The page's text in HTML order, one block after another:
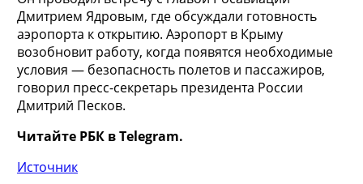
Дмитрием Ядровым, где обсуждали готовность
аэропорта к открытию. Аэропорт в Крыму
возобновит работу, когда появятся необходимые
условия — безопасность полетов и пассажиров,
говорил пресс-секретарь президента России
Дмитрий Песков.
Читайте РБК в Telegram.
Источник